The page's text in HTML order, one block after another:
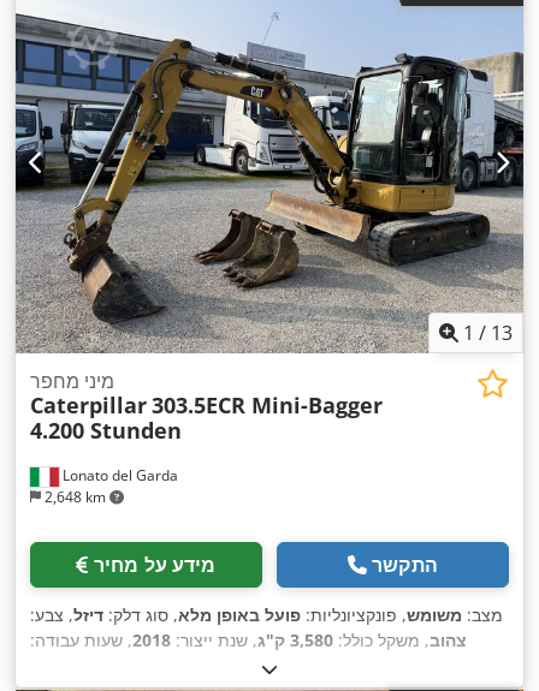
1 / 13
Lonato del Garda
2,648 km
מיני מחפר
Caterpillar303.5ECR Mini-Bagger
4.200 Stunden
מידע על מחיר התקשר
מצב: משומש, פונקציונליות: פועל באופן מלא, סוג דלק: דיזל, צבע:
צהוב, משקל כולל: 3,580 ק"ג , שנת ייצור: 2018, שעות עבודה:
, ציוד: